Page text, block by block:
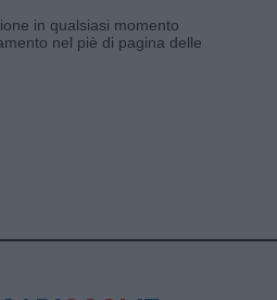
in qualsiasi momento
nel piè di pagina delle